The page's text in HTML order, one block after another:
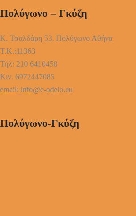
Πολύγωνο – Γκύζη
Κ. Τσαλδάρη 53. Πολύγωνο Αθήνα
Τ.Κ.:11363
Τηλ: 210 6410458
Κιν. 6972447085
email: info@e-odeio.eu
Πολύγωνο-Γκύζη